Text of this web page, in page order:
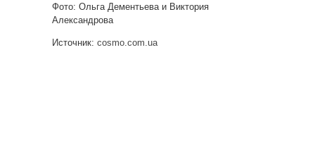
Фото: Ольга Дементьева и Виктория
Александрова
Источник: cosmo.com.ua